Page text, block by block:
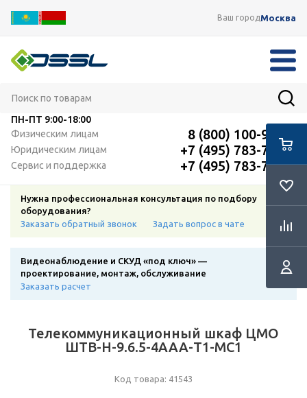
Ваш городМосква
ПН-ПТ 9:00-18:00
Физическим лицам
8 (800) 100-91-12
Юридическим лицам +7 (495) 783-72-87
Сервис и поддержка +7 (495) 783-72-87
Нужна профессиональная консультация по подбору
оборудования?
Заказать обратный звонок
Задать вопрос в чате
Видеонаблюдение и СКУД «под ключ» —
проектирование, монтаж, обслуживание
Заказать расчет
Телекоммуникационный шкаф ЦМО
ШТВ-Н-9.6.5-4ААА-Т1-МС1
Код товара: 41543